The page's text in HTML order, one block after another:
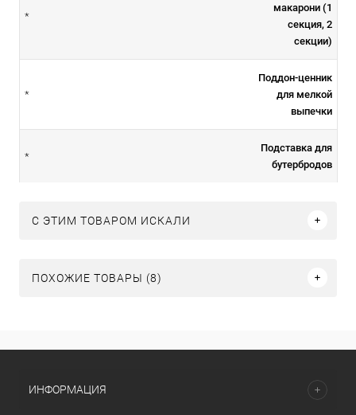
*
макарони (1
секция, 2
секции)
*
Поддон-ценник
для мелкой
выпечки
*
Подставка для
бутербродов
C ЭТИМ ТОВАРОМ ИСКАЛИ
ПОХОЖИЕ ТОВАРЫ (8)
ИНФОРМАЦИЯ